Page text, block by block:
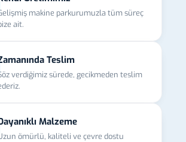
makine parkurumuzla tüm süreç
ait.
Teslim
verdiğimiz sürede, gecikmeden teslim
Malzeme
ömürlü, kaliteli ve çevre dostu